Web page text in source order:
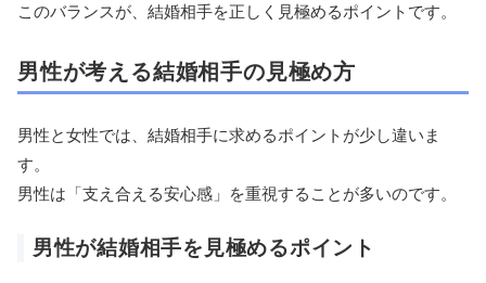
このバランスが、結婚相手を正しく見極めるポイントです。
男性が考える結婚相手の見極め方
男性と女性では、結婚相手に求めるポイントが少し違いま
す。
男性は「支え合える安心感」を重視することが多いのです。
男性が結婚相手を見極めるポイント